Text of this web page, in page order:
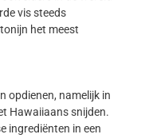
vis steeds
het meest
opdienen, namelijk in
Hawaiiaans snijden.
ingrediënten in een